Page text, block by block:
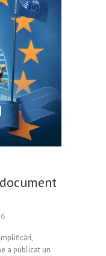
a publicat un